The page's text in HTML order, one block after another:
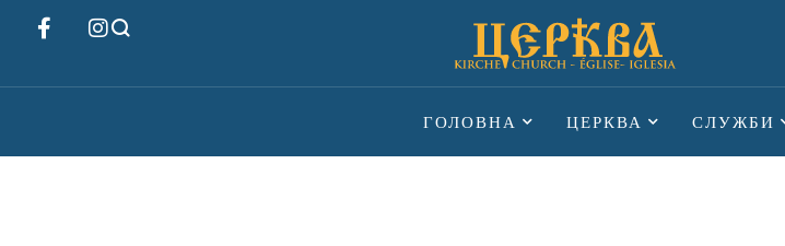
ГОЛОВНА ЦЕРКВА СЛУЖБИ